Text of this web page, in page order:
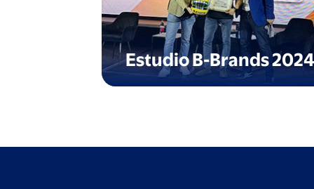
Estudio B-Brands 2024